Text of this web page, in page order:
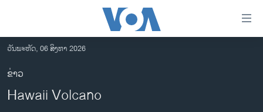
ເຂົ້າ
ຫາ
ຂ້າມ
ຂ້າມ
ອາເມຣິກາ
ວັນພະຫັດ, 06 ສິງຫາ 2026
ຂ່າວ
Hawaii Volcano